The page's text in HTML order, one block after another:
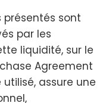
présentés sont
par les
liquidité, sur le
Agreement
utilisé, assure une